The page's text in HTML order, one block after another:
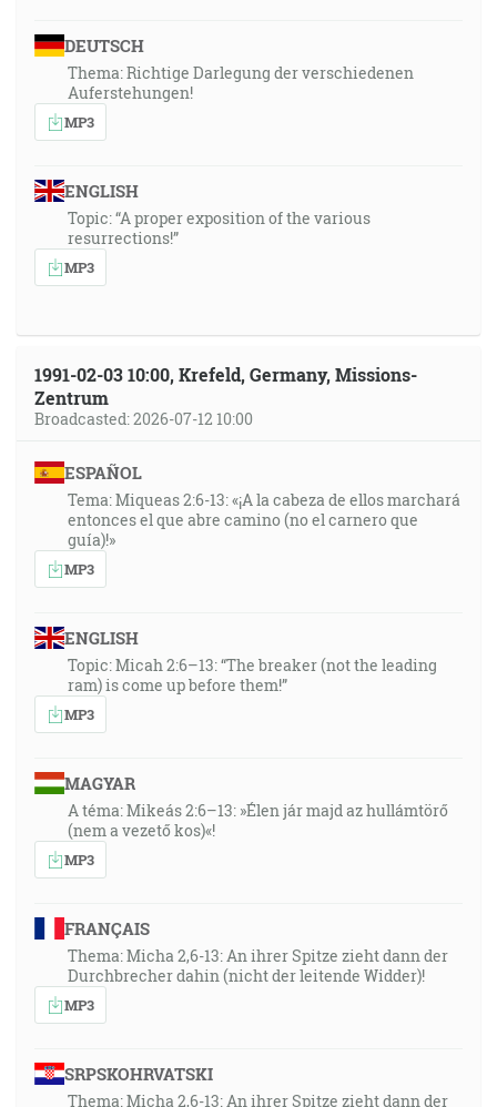
DEUTSCH
Thema: Richtige Darlegung der verschiedenen
Auferstehungen!
MP3
ENGLISH
Topic: “A proper exposition of the various
resurrections!”
MP3
1991-02-03 10:00, Krefeld, Germany, Missions-
Zentrum
Broadcasted: 2026-07-12 10:00
ESPAÑOL
Tema: Miqueas 2:6-13: «¡A la cabeza de ellos marchará
entonces el que abre camino (no el carnero que
guía)!»
MP3
ENGLISH
Topic: Micah 2:6–13: “The breaker (not the leading
ram) is come up before them!”
MP3
MAGYAR
A téma: Mikeás 2:6–13: »Élen jár majd az hullámtörő
(nem a vezető kos)«!
MP3
FRANÇAIS
Thema: Micha 2,6-13: An ihrer Spitze zieht dann der
Durchbrecher dahin (nicht der leitende Widder)!
MP3
SRPSKOHRVATSKI
Thema: Micha 2,6-13: An ihrer Spitze zieht dann der